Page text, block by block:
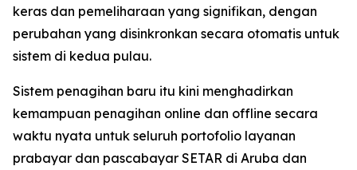
keras dan pemeliharaan yang signifikan, dengan
perubahan yang disinkronkan secara otomatis untuk
sistem di kedua pulau.
Sistem penagihan baru itu kini menghadirkan
kemampuan penagihan online dan offline secara
waktu nyata untuk seluruh portofolio layanan
prabayar dan pascabayar SETAR di Aruba dan